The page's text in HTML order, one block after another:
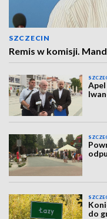
SZCZECIN
Remis w komisji.
do